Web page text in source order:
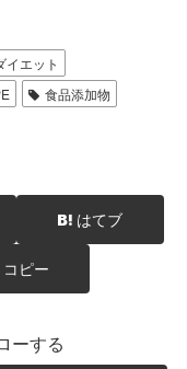
イエット
食品添加物
はてブ
コピー
ーする